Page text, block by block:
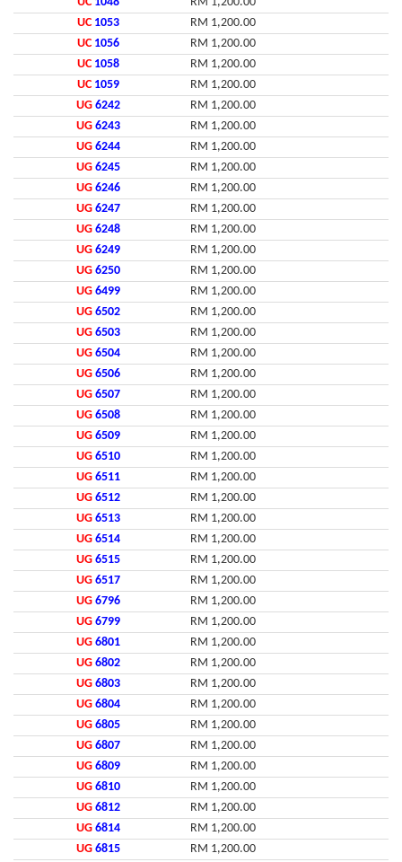
UC 1053
RM 1,200.00
UC 1056
RM 1,200.00
UC 1058
RM 1,200.00
UC 1059
RM 1,200.00
UG 6242
RM 1,200.00
UG 6243
RM 1,200.00
UG 6244
RM 1,200.00
UG 6245
RM 1,200.00
UG 6246
RM 1,200.00
UG 6247
RM 1,200.00
UG 6248
RM 1,200.00
UG 6249
RM 1,200.00
UG 6250
RM 1,200.00
UG 6499
RM 1,200.00
UG 6502
RM 1,200.00
UG 6503
RM 1,200.00
UG 6504
RM 1,200.00
UG 6506
RM 1,200.00
UG 6507
RM 1,200.00
UG 6508
RM 1,200.00
UG 6509
RM 1,200.00
UG 6510
RM 1,200.00
UG 6511
RM 1,200.00
UG 6512
RM 1,200.00
UG 6513
RM 1,200.00
UG 6514
RM 1,200.00
UG 6515
RM 1,200.00
UG 6517
RM 1,200.00
UG 6796
RM 1,200.00
UG 6799
RM 1,200.00
UG 6801
RM 1,200.00
UG 6802
RM 1,200.00
UG 6803
RM 1,200.00
UG 6804
RM 1,200.00
UG 6805
RM 1,200.00
UG 6807
RM 1,200.00
UG 6809
RM 1,200.00
UG 6810
RM 1,200.00
UG 6812
RM 1,200.00
UG 6814
RM 1,200.00
UG 6815
RM 1,200.00